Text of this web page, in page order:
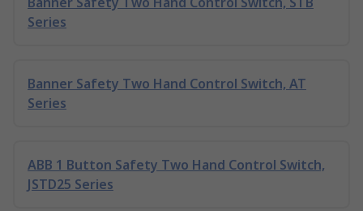
Series
Banner Safety Two Hand Control Switch, AT
Series
ABB 1 Button Safety Two Hand Control Switch,
JSTD25 Series